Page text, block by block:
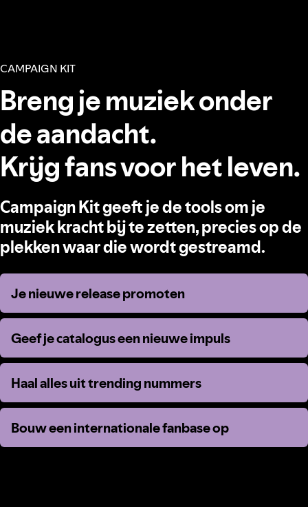
CAMPAIGN KIT
Breng je muziek onder
de aandacht.
Krijg fans voor het leven.
Campaign Kit geeft je de tools om je
muziek kracht bij te zetten, precies op de
plekken waar die wordt gestreamd.
Je nieuwe release promoten
Je nieuwe release promoten
Geef je catalogus een nieuwe impuls
Geef je catalogus een nieuwe impuls
Haal alles uit trending nummers
Haal alles uit trending nummers
Bouw een internationale fanbase op
Bouw een internationale fanbase op